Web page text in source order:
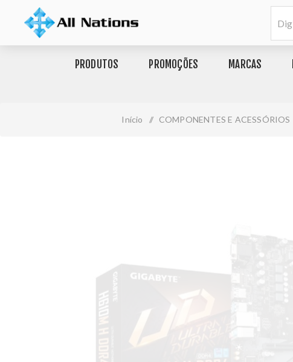
PRODUTOS PROMOÇÕES MARCAS
Início / COMPONENTES E ACESSÓRIOS